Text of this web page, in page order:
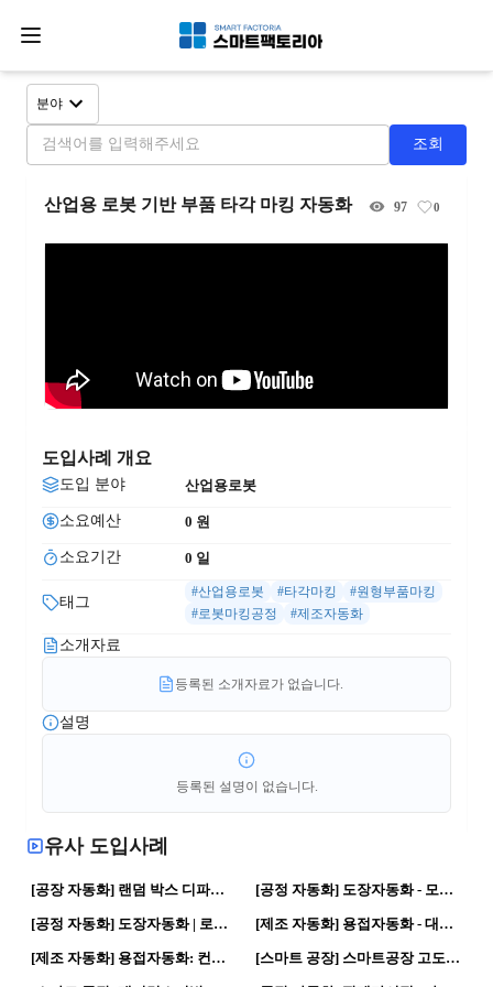
분야
조회
산업용 로봇 기반 부품 타각 마킹 자동화 97 0
도입사례 개요
도입 분야 산업용로봇
소요예산 0 원
소요기간 0 일
태그
#산업용로봇 #타각마킹
#원형부품마킹
#로봇마킹공정
#제조자동화
소개자료
등록된 소개자료가 없습니다.
설명
등록된 설명이 없습니다.
유사 도입사례
[공장 자동화] 랜덤 박스 디파렛타이져 | 로봇활용 · 스마트공장 [공정 자동화] 도장자동화 - 모션트래킹 적용 | 로봇활용 · 로봇공정
14 0
[공정 자동화] 도장자동화 | 로봇활용 · 로봇공정
10 0
[제조 자동화] 용접자동화 - 대형 Part 용접 | 로봇활용 · 자동화 공정
15 0
[제조 자동화] 용접자동화: 컨테이너 용접, 보정 | 로봇활용 · 로봇공정
75 0
[스마트 공장] 스마트공장 고도화 | 로봇활용 · 자동화 공정
46 0 83 0